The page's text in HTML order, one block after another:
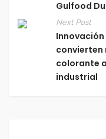
Gulfood
Next Post
convierten
colorante
industrial